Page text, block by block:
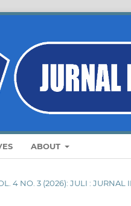
ABOUT
4 NO. 3 (2026): JULI :